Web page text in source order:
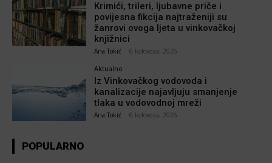
Krimići, trileri, ljubavne priče i
povijesna fikcija najtraženiji su
žanrovi ovoga ljeta u vinkovačkoj
knjižnici
Ana Tokić 6 kolovoza, 2026
Aktualno
Iz Vinkovačkog vodovoda i
kanalizacije najavljuju smanjenje
tlaka u vodovodnoj mreži
Ana Tokić 6 kolovoza, 2026
POPULARNO